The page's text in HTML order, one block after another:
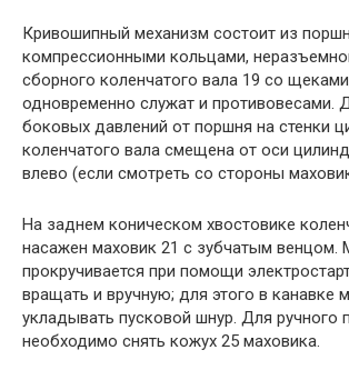
Кривошипный механизм состоит из
компрессионными кольцами,
сборного коленчатого вала 19 со
одновременно служат и противовесами.
боковых давлений от поршня на стенки
коленчатого вала смещена от оси
влево (если смотреть со стороны
На заднем коническом хвостовике
насажен маховик 21 с зубчатым венцом.
прокручивается при помощи
вращать и вручную; для этого в канавке
укладывать пусковой шнур. Для ручного
необходимо снять кожух 25 маховика.